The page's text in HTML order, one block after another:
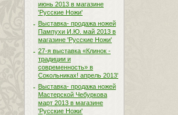
июнь 2013 в магазине
'Русские Ножи'
Выставка- продажа ножей
Пампухи И.Ю. май 2013 в
магазине 'Русские Ножи'
27-я выставка «Клинок -
традиции и
современность» в
Сокольниках! апрель 2013'
Выставка- продажа ножей
Мастерской Чебуркова
март 2013 в магазине
'Русские Ножи'